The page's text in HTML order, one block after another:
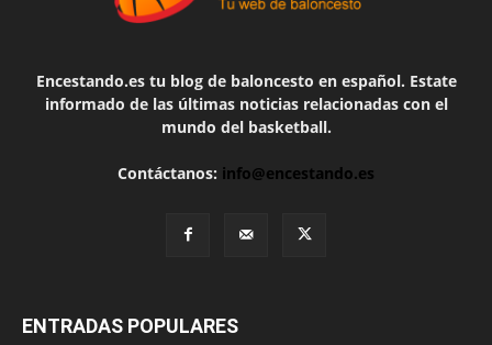
Encestando.es tu blog de baloncesto en español. Estate
informado de las últimas noticias relacionadas con el
mundo del basketball.
Contáctanos: info@encestando.es
ENTRADAS POPULARES